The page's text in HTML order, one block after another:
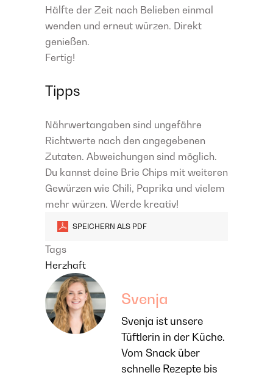
Hälfte der Zeit nach Belieben einmal
wenden und erneut würzen. Direkt
genießen.
Fertig!
Tipps
Nährwertangaben sind ungefähre
Richtwerte nach den angegebenen
Zutaten. Abweichungen sind möglich.
Du kannst deine Brie Chips mit weiteren
Gewürzen wie Chili, Paprika und vielem
mehr würzen. Werde kreativ!
SPEICHERN ALS PDF
Tags
Herzhaft
Svenja
Svenja ist unsere
Tüftlerin in der Küche.
Vom Snack über
schnelle Rezepte bis